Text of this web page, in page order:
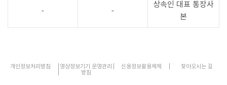
- -
상속인 대표 통장사
본
개인정보처리방침
영상정보기기 운영관리
방침
신용정보활용체제 찾아오시는 길